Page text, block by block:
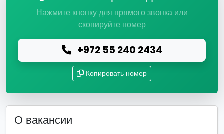
Нажмите кнопку для прямого звонка или
скопируйте номер
+972 55 240 2434
Копировать номер
О вакансии